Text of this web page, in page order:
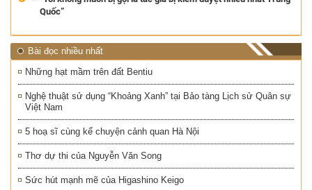
Quốc”
Bài đọc nhiều nhất
Những hạt mầm trên đất Bentiu
Nghệ thuật sử dụng “Khoảng Xanh” tại Bảo tàng Lịch sử Quân sự
Việt Nam
5 hoạ sĩ cùng kể chuyện cảnh quan Hà Nội
Thơ dự thi của Nguyễn Văn Song
Sức hút mạnh mẽ của Higashino Keigo